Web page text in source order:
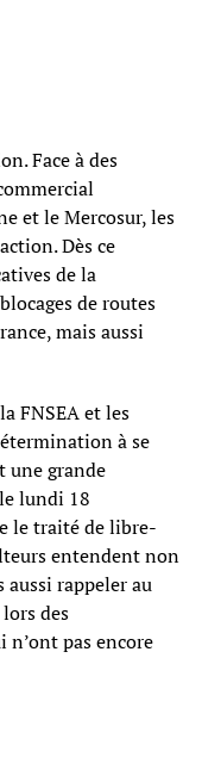
Face à des
et le Mercosur, les
Dès ce
de la
de routes
mais aussi
FNSEA et les
à se
une grande
lundi 18
le traité de libre-
entendent non
aussi rappeler au
des
pas encore